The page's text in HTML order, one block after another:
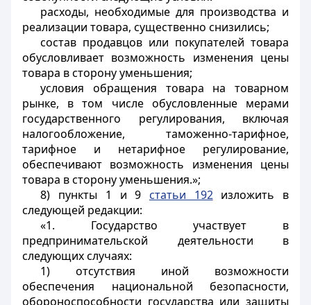
расходы, необходимые для производства и
реализации товара, существенно снизились;
состав продавцов или покупателей товара
обусловливает возможность изменения цены
товара в сторону уменьшения;
условия обращения товара на товарном
рынке, в том числе обусловленные мерами
государственного регулирования, включая
налогообложение, таможенно-тарифное,
тарифное и нетарифное регулирование,
обеспечивают возможность изменения цены
товара в сторону уменьшения.»;
8) пункты 1 и 9 статьи 192изложить в
следующей редакции:
«1. Государство участвует в
предпринимательской деятельности в
следующих случаях:
1) отсутствия иной возможности
обеспечения национальной безопасности,
обороноспособности государства или защиты